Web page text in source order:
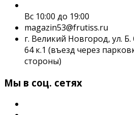
Вс 10:00 до 19:00
magazin53@frutiss.ru
г. Великий Новгород, ул.
64 к.1 (въезд через
стороны)
Мы в соц. сетях